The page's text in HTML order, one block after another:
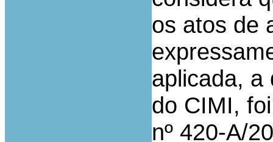
os atos de
aplicada, a
do CIMI,
nº 420-A/